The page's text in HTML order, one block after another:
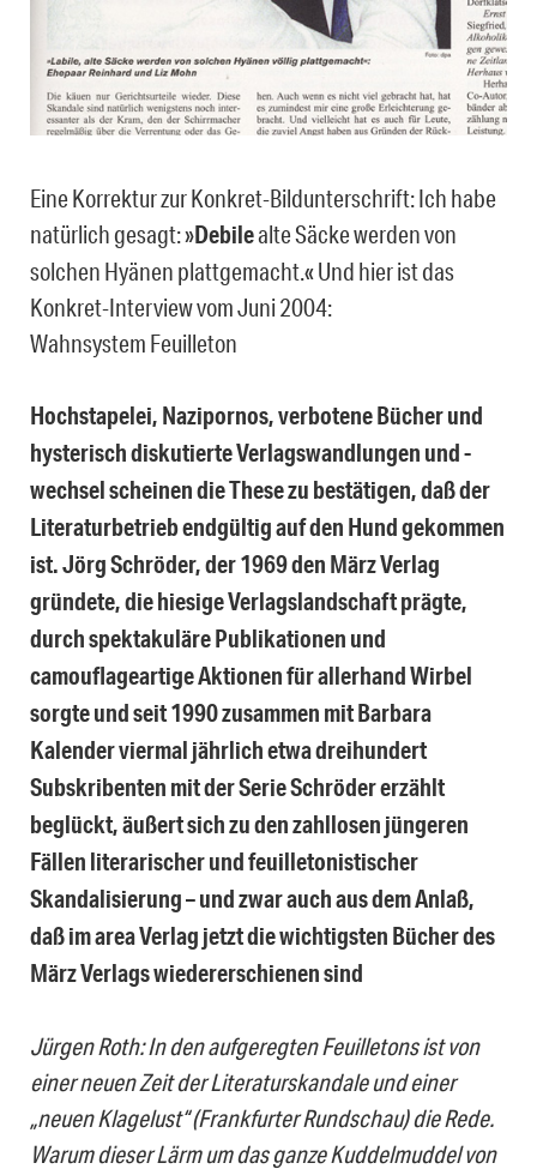
Eine Korrektur zur Konkret-Bildunterschrift: Ich habe
natürlich gesagt: »Debilealte Säcke werden von
solchen Hyänen plattgemacht.« Und hier ist das
Konkret-Interview vom Juni 2004:
Wahnsystem Feuilleton
Hochstapelei, Nazipornos, verbotene Bücher und
hysterisch diskutierte Verlagswandlungen und -
wechsel scheinen die These zu bestätigen, daß der
Literaturbetrieb endgültig auf den Hund gekommen
ist. Jörg Schröder, der 1969 den März Verlag
gründete, die hiesige Verlagslandschaft prägte,
durch spektakuläre Publikationen und
camouflageartige Aktionen für allerhand Wirbel
sorgte und seit 1990 zusammen mit Barbara
Kalender viermal jährlich etwa dreihundert
Subskribenten mit der Serie Schröder erzählt
beglückt, äußert sich zu den zahllosen jüngeren
Fällen literarischer und feuilletonistischer
Skandalisierung – und zwar auch aus dem Anlaß,
daß im area Verlag jetzt die wichtigsten Bücher des
März Verlags wiedererschienen sind
Jürgen Roth: In den aufgeregten Feuilletons ist von
einer neuen Zeit der Literaturskandale und einer
„neuen Klagelust“ (Frankfurter Rundschau) die Rede.
Warum dieser Lärm um das ganze Kuddelmuddel von